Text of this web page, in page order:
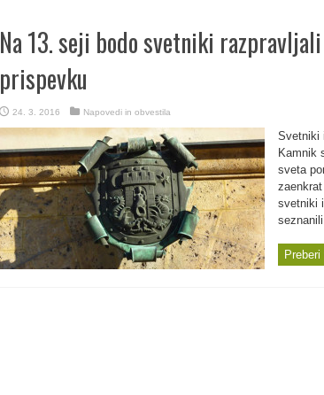
Na 13. seji bodo svetniki
prispevku
24. 3. 2016 Napovedi in obvestila
Svetniki
Kamnik
sveta
svetniki